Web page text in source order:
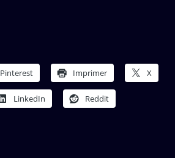
Pinterest Imprimer X
LinkedIn Reddit